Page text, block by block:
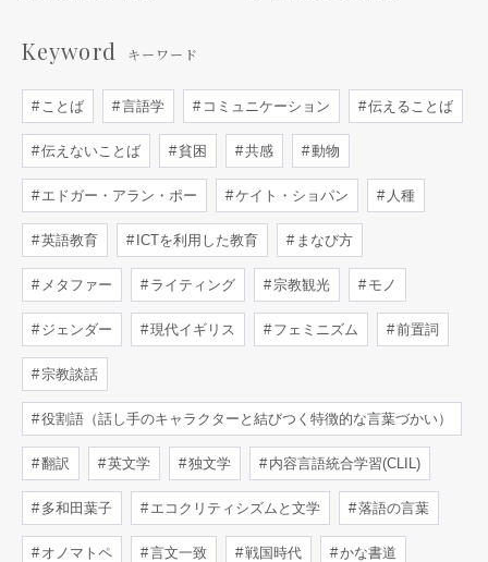
Keyword キーワード
ことば 言語学 コミュニケーション 伝えることば
伝えないことば 貧困 共感 動物
エドガー・アラン・ポー ケイト・ショパン 人種
英語教育 ICTを利用した教育 まなび方
メタファー ライティング 宗教観光 モノ
ジェンダー 現代イギリス フェミニズム 前置詞
宗教談話
役割語（話し手のキャラクターと結びつく特徴的な言葉づかい）
翻訳 英文学 独文学 内容言語統合学習(CLIL)
多和田葉子 エコクリティシズムと文学 落語の言葉
オノマトペ 言文一致 戦国時代 かな書道